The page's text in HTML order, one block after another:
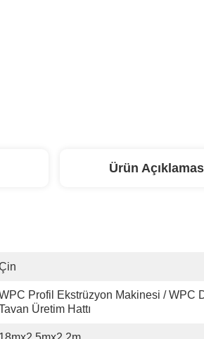
Ürün
Profil Ekstrüzyon Makinesi / WPC
Üretim Hattı